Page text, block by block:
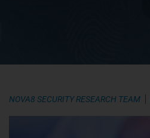
NOVA8 SECURITY RESEARCH TEAM